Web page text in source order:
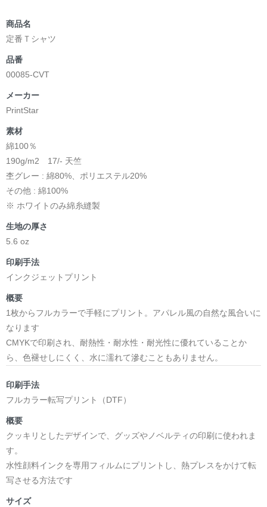
商品名
定番Ｔシャツ
品番
00085-CVT
メーカー
PrintStar
素材
綿100％
190g/m2 17/- 天竺
杢グレー : 綿80%、ポリエステル20%
その他 : 綿100%
※ ホワイトのみ綿糸縫製
生地の厚さ
5.6 oz
印刷手法
インクジェットプリント
概要
1枚からフルカラーで手軽にプリント。アパレル風の自然な風合いに
なります
CMYKで印刷され、耐熱性・耐水性・耐光性に優れていることか
ら、色褪せしにくく、水に濡れて滲むこともありません。
印刷手法
フルカラー転写プリント（DTF）
概要
クッキリとしたデザインで、グッズやノベルティの印刷に使われま
す。
水性顔料インクを専用フィルムにプリントし、熱プレスをかけて転
写させる方法です
サイズ